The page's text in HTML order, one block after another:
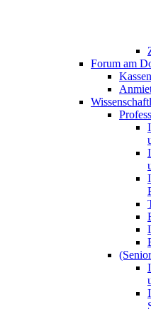
Forum am